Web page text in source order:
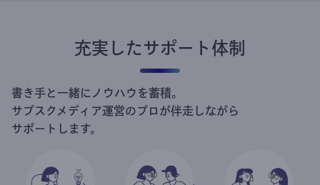
充実したサポート体制
書き手と一緒にノウハウを蓄積。
サブスクメディア運営のプロが伴走しながら
サポートします。